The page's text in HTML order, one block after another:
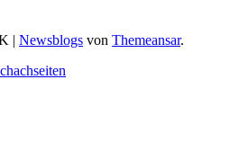
Newsblogs von Themeansar.